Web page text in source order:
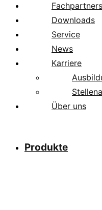
Downloads
Service
News
Karriere
Über uns
Produkte